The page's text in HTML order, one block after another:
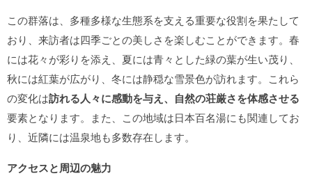
この群落は、多種多様な生態系を支える重要な役割を果たして
おり、来訪者は四季ごとの美しさを楽しむことができます。春
には花々が彩りを添え、夏には青々とした緑の葉が生い茂り、
秋には紅葉が広がり、冬には静穏な雪景色が訪れます。これら
の変化は訪れる人々に感動を与え、自然の荘厳さを体感させる
要素となります。また、この地域は日本百名湯にも関連してお
り、近隣には温泉地も多数存在します。
アクセスと周辺の魅力